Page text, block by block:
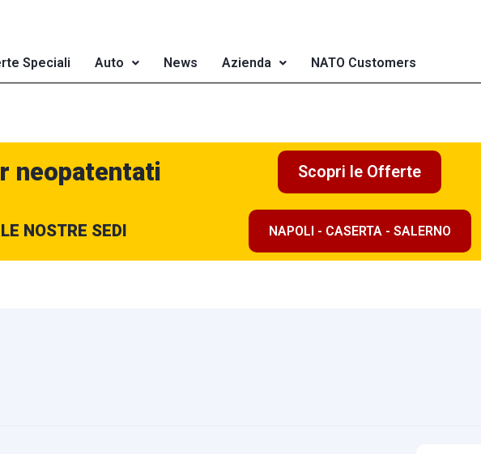
Speciali Auto News Azienda NATO Customers
neopatentati Scopri le Offerte
NOSTRE SEDI NAPOLI - CASERTA - SALERNO